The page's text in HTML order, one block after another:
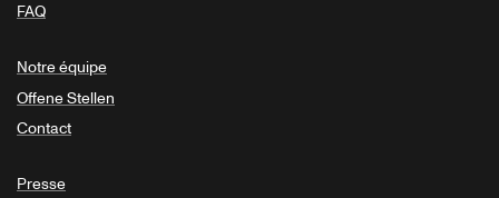
FAQ
Notre équipe
Offene Stellen
Contact
Presse